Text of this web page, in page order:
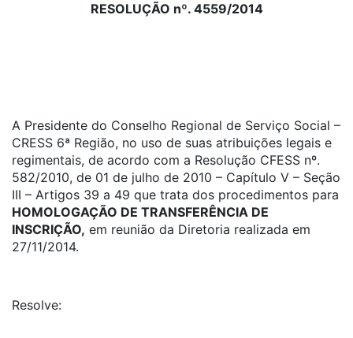
RESOLUÇÃO nº. 4559/2014
A Presidente do Conselho Regional de Serviço Social –
CRESS 6ª Região, no uso de suas atribuições legais e
regimentais, de acordo com a Resolução CFESS nº.
582/2010, de 01 de julho de 2010 – Capítulo V – Seção
III – Artigos 39 a 49 que trata dos procedimentos para
HOMOLOGAÇÃO DE TRANSFERÊNCIA DE
INSCRIÇÃO, em reunião da Diretoria realizada em
27/11/2014.
Resolve: